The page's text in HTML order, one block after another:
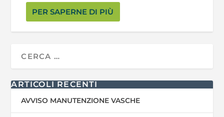
PER SAPERNE DI PIÙ
ARTICOLI RECENTI
AVVISO MANUTENZIONE VASCHE